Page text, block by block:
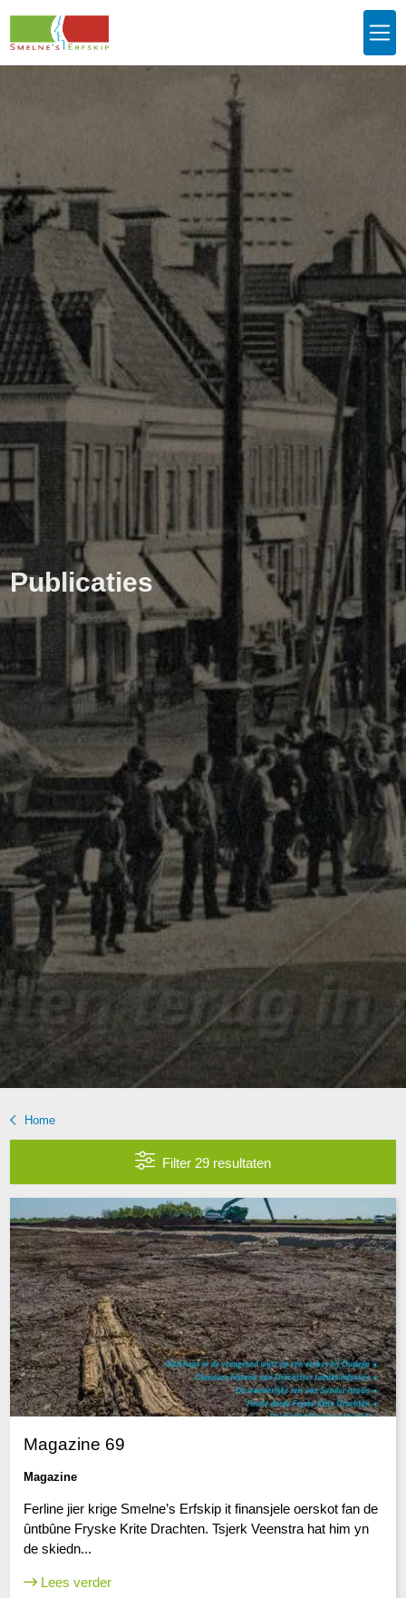
Publicaties
Home
Filter 29 resultaten
Magazine 69
Magazine
Ferline jier krige Smelne’s Erfskip it finansjele oerskot fan de
ûntbûne Fryske Krite Drachten. Tsjerk Veenstra hat him yn
de skiedn...
Lees verder